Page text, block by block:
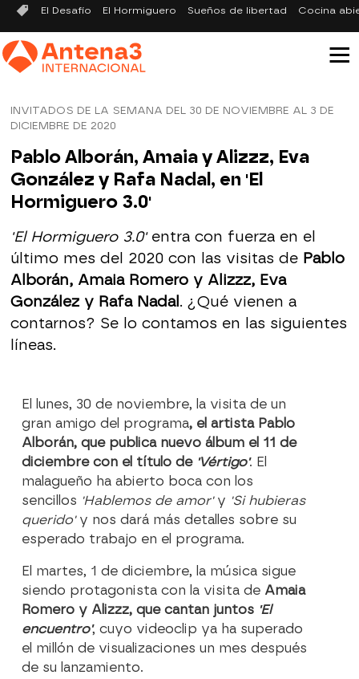
El Desafío El Hormiguero Sueños de libertad Cocina
INVITADOS DE LA SEMANA DEL 30 DE NOVIEMBRE AL 3 DE
DICIEMBRE DE 2020
Pablo Alborán, Amaia y Alizzz, Eva
González y Rafa Nadal, en 'El
Hormiguero 3.0'
'El Hormiguero 3.0'entra con fuerza en el
último mes del 2020 con las visitas dePablo
Alborán, Amaia Romero y Alizzz, Eva
González y Rafa Nadal. ¿Qué vienen a
contarnos? Se lo contamos en las siguientes
líneas.
El lunes, 30 de noviembre, la visita de un
gran amigo del programa, el artista Pablo
Alborán, que publica nuevo álbum el 11 de
diciembre con el título de'Vértigo'. El
malagueño ha abierto boca con los
sencillos 'Hablemos de amor' y 'Si hubieras
querido' y nos dará más detalles sobre su
esperado trabajo en el programa.
El martes, 1 de diciembre, la música sigue
siendo protagonista con la visita de Amaia
Romero y Alizzz, que cantan juntos 'El
encuentro', cuyo videoclip ya ha superado
el millón de visualizaciones un mes después
de su lanzamiento.